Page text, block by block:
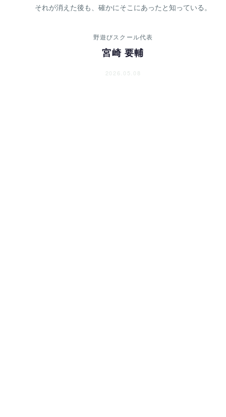
それが消えた後も、確かにそこにあったと知っている。
野遊びスクール代表
宮崎 要輔
2026.05.08